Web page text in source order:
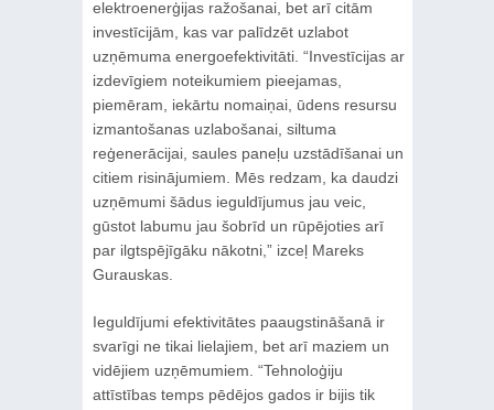
elektroenerģijas ražošanai, bet arī citām
investīcijām, kas var palīdzēt uzlabot
uzņēmuma energoefektivitāti. “Investīcijas ar
izdevīgiem noteikumiem pieejamas,
piemēram, iekārtu nomaiņai, ūdens resursu
izmantošanas uzlabošanai, siltuma
reģenerācijai, saules paneļu uzstādīšanai un
citiem risinājumiem. Mēs redzam, ka daudzi
uzņēmumi šādus ieguldījumus jau veic,
gūstot labumu jau šobrīd un rūpējoties arī
par ilgtspējīgāku nākotni,” izceļ Mareks
Gurauskas.
Ieguldījumi efektivitātes paaugstināšanā ir
svarīgi ne tikai lielajiem, bet arī maziem un
vidējiem uzņēmumiem. “Tehnoloģiju
attīstības temps pēdējos gados ir bijis tik